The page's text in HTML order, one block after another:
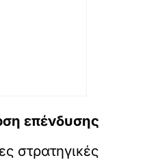
επένδυσης
στρατηγικές